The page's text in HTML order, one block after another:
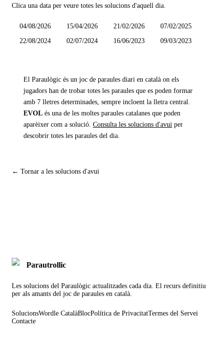
Clica una data per veure totes les solucions d'aquell dia.
04/08/2026 15/04/2026 21/02/2026
07/02/2025
22/08/2024
02/07/2024 16/06/2023 09/03/2023
El Paraulògic és un joc de paraules diari en català on els
jugadors han de trobar totes les paraules que es poden formar
amb 7 lletres determinades, sempre incloent la lletra central.
EVOL és una de les moltes paraules catalanes que poden
aparèixer com a solució. Consulta les solucions d'avui per
descobrir totes les paraules del dia.
← Tornar a les solucions d'avui
Parautrollic
Les solucions del Paraulògic actualitzades cada dia. El recurs definitiu
per als amants del joc de paraules en català.
SolucionsWordle CatalàBlocPolítica de PrivacitatTermes del Servei
Contacte